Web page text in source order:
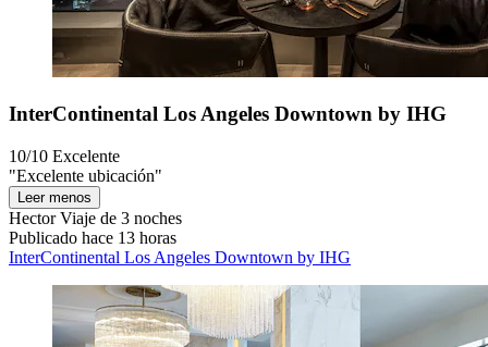
InterContinental Los Angeles Downtown by IHG
10/10 Excelente
"Excelente ubicación"
Leer menos
HectorViaje de 3 noches
Publicado hace 13 horas
InterContinental Los Angeles Downtown by IHG